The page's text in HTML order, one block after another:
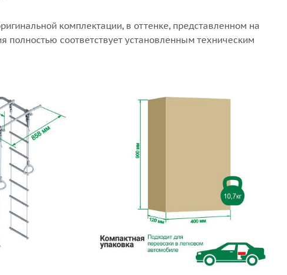
комплектации, в оттенке, представленном на
полностью соответствует установленным техническим